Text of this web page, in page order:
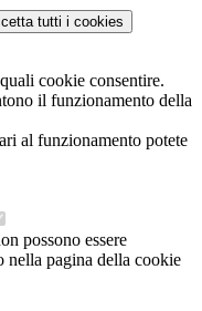
tutti i cookies
cookie consentire.
il funzionamento della
al funzionamento potete
possono essere
nella pagina della cookie